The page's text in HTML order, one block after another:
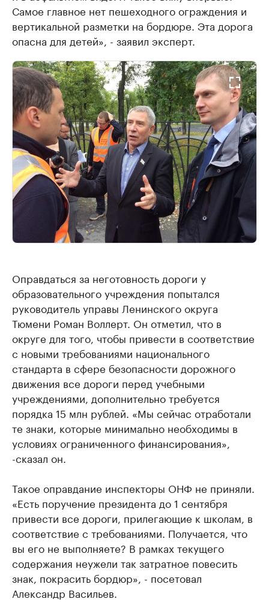
Самое главное нет пешеходного ограждения и
вертикальной разметки на бордюре. Эта дорога
опасна для детей», - заявил эксперт.
Оправдаться за неготовность дороги у
образовательного учреждения попытался
руководитель управы Ленинского округа
Тюмени Роман Воллерт. Он отметил, что в
округе для того, чтобы привести в соответствие
с новыми требованиями национального
стандарта в сфере безопасности дорожного
движения все дороги перед учебными
учреждениями, дополнительно требуется
порядка 15 млн рублей. «Мы сейчас отработали
те знаки, которые минимально необходимы в
условиях ограниченного финансирования»,
-сказал он.
Такое оправдание инспекторы ОНФ не приняли.
«Есть поручение президента до 1 сентября
привести все дороги, прилегающие к школам, в
соответствие с требованиями. Получается, что
вы его не выполняете? В рамках текущего
содержания неужели так затратное повесить
знак, покрасить бордюр», - посетовал
Александр Васильев.